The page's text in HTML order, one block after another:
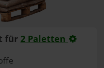
für 2 Paletten